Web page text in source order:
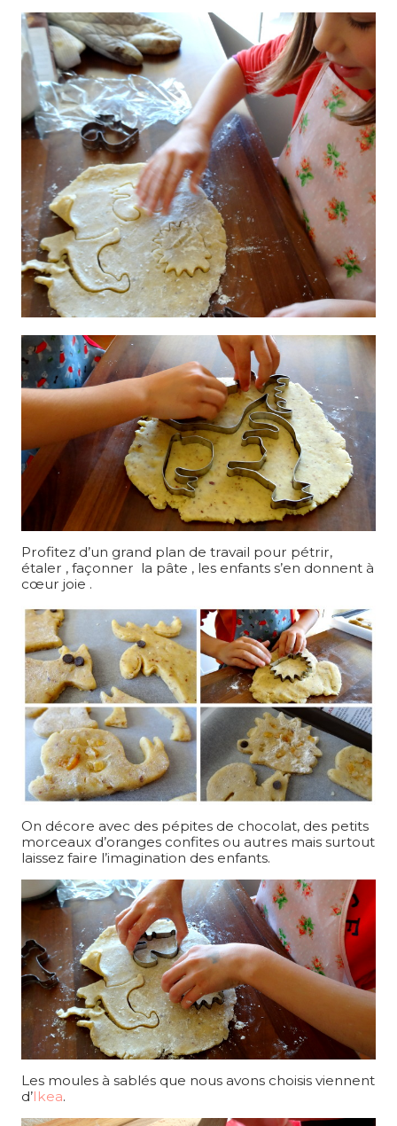
Profitez d’un grand plan de travail pour pétrir,
étaler , façonner la pâte , les enfants s’en donnent à
cœur joie .
On décore avec des pépites de chocolat, des petits
morceaux d’oranges confites ou autres mais surtout
laissez faire l’imagination des enfants.
Les moules à sablés que nous avons choisis viennent
d’Ikea.